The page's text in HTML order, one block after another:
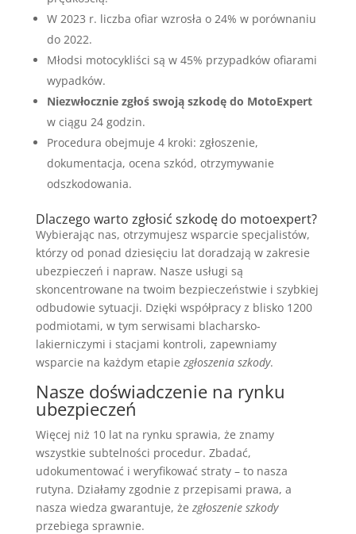
W 2023 r. liczba ofiar wzrosła o 24% w porównaniu
do 2022.
Młodsi motocykliści są w 45% przypadków ofiarami
wypadków.
Niezwłocznie zgłoś swoją szkodę do MotoExpert
w ciągu 24 godzin.
Procedura obejmuje 4 kroki: zgłoszenie,
dokumentacja, ocena szkód, otrzymywanie
odszkodowania.
Dlaczego warto zgłosić szkodę do motoexpert?
Wybierając nas, otrzymujesz wsparcie specjalistów,
którzy od ponad dziesięciu lat doradzają w zakresie
ubezpieczeń i napraw. Nasze usługi są
skoncentrowane na twoim bezpieczeństwie i szybkiej
odbudowie sytuacji. Dzięki współpracy z blisko 1200
podmiotami, w tym serwisami blacharsko-
lakierniczymi i stacjami kontroli, zapewniamy
wsparcie na każdym etapie zgłoszenia szkody.
Nasze doświadczenie na rynku
ubezpieczeń
Więcej niż 10 lat na rynku sprawia, że znamy
wszystkie subtelności procedur. Zbadać,
udokumentować i weryfikować straty – to nasza
rutyna. Działamy zgodnie z przepisami prawa, a
nasza wiedza gwarantuje, że zgłoszenie szkody
przebiega sprawnie.